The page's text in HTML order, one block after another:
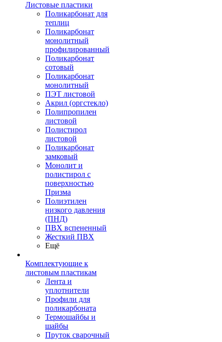
Листовые пластики
Поликарбонат для
теплиц
Поликарбонат
монолитный
профилированный
Поликарбонат
сотовый
Поликарбонат
монолитный
ПЭТ листовой
Акрил (оргстекло)
Полипропилен
листовой
Полистирол
листовой
Поликарбонат
замковый
Монолит и
полистирол с
поверхностью
Призма
Полиэтилен
низкого давления
(ПНД)
ПВХ вспененный
Жесткий ПВХ
Ещё
Комплектующие к
листовым пластикам
Лента и
уплотнители
Профили для
поликарбоната
Термошайбы и
шайбы
Пруток сварочный